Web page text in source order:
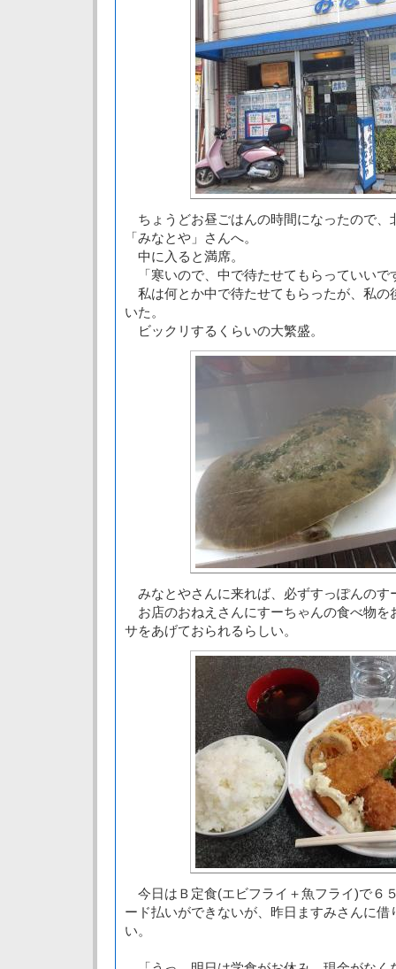
ちょうどお昼ごはんの時間になったので、
「みなとや」さんへ。
中に入ると満席。
「寒いので、中で待たせてもらっていいで
私は何とか中で待たせてもらったが、私の
いた。
ビックリするくらいの大繁盛。
みなとやさんに来れば、必ずすっぽんのす
お店のおねえさんにすーちゃんの食べ物を
サをあげておられるらしい。
今日はＢ定食(エビフライ＋魚フライ)で６
ード払いができないが、昨日ますみさんに
い。